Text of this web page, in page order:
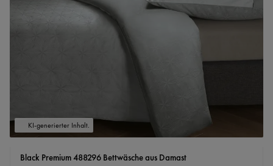
KI-generierter Inhalt.
Black Premium 488296 Bettwäsche aus Damast